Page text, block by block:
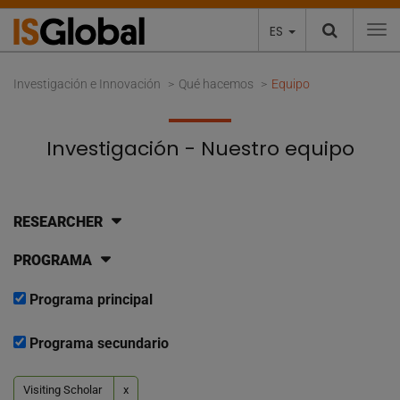
ES
Investigación e Innovación Qué hacemos Equipo
Investigación - Nuestro equipo
RESEARCHER
PROGRAMA
Programa principal
Programa secundario
Visiting Scholar x